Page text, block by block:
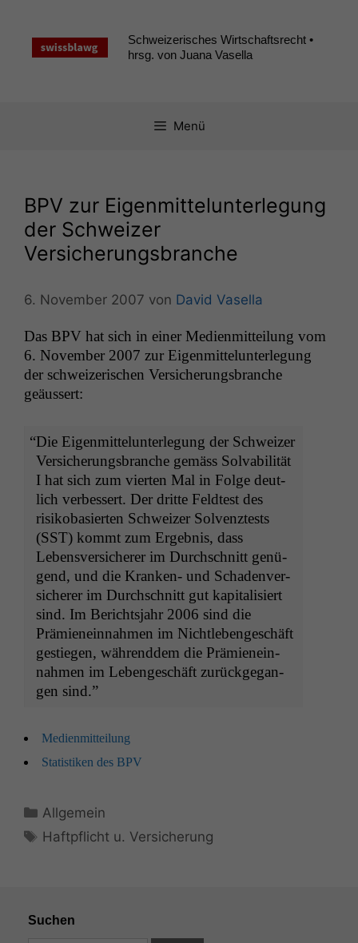
springen
Schweizerisches Wirtschaftsrecht •
hrsg. von Juana Vasella
Menü
BPV zur Eigenmittelunterlegung
der Schweizer
Versicherungsbranche
6. November 2007 von David Vasella
Das BPV hat sich in ein­er Medi­en­mit­teilung vom
6. Novem­ber 2007 zur Eigen­mit­telun­ter­legung
der schweiz­erischen Ver­sicherungs­branche
geäussert:
“Die Eigen­mit­telun­ter­legung der Schweiz­er
Ver­sicherungs­branche gemäss Solv­abil­ität
I hat sich zum vierten Mal in Folge deut­
lich verbessert. Der dritte Feldtest des
risikobasierten Schweiz­er Sol­ven­ztests
(SST) kommt zum Ergeb­nis, dass
Lebensver­sicher­er im Durch­schnitt genü­
gend, und die Kranken- und Schaden­ver­
sicher­er im Durch­schnitt gut kap­i­tal­isiert
sind. Im Bericht­s­jahr 2006 sind die
Prämienein­nah­men im Nichtlebengeschäft
gestiegen, während­dem die Prämienein­
nah­men im Lebengeschäft zurück­ge­gan­
gen sind.”
Medi­en­mit­teilung
Sta­tis­tiken des BPV
Kategorien
Allgemein
Schlagwörter
Haftpflicht u. Versicherung
Suchen